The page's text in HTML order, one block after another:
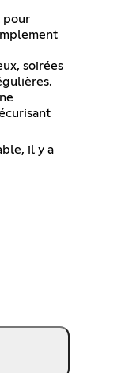
pour
soirées
il y a